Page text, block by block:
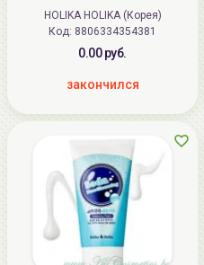
HOLIKA HOLIKA (Корея)
Код: 8806334354381
0.00 руб.
закончился